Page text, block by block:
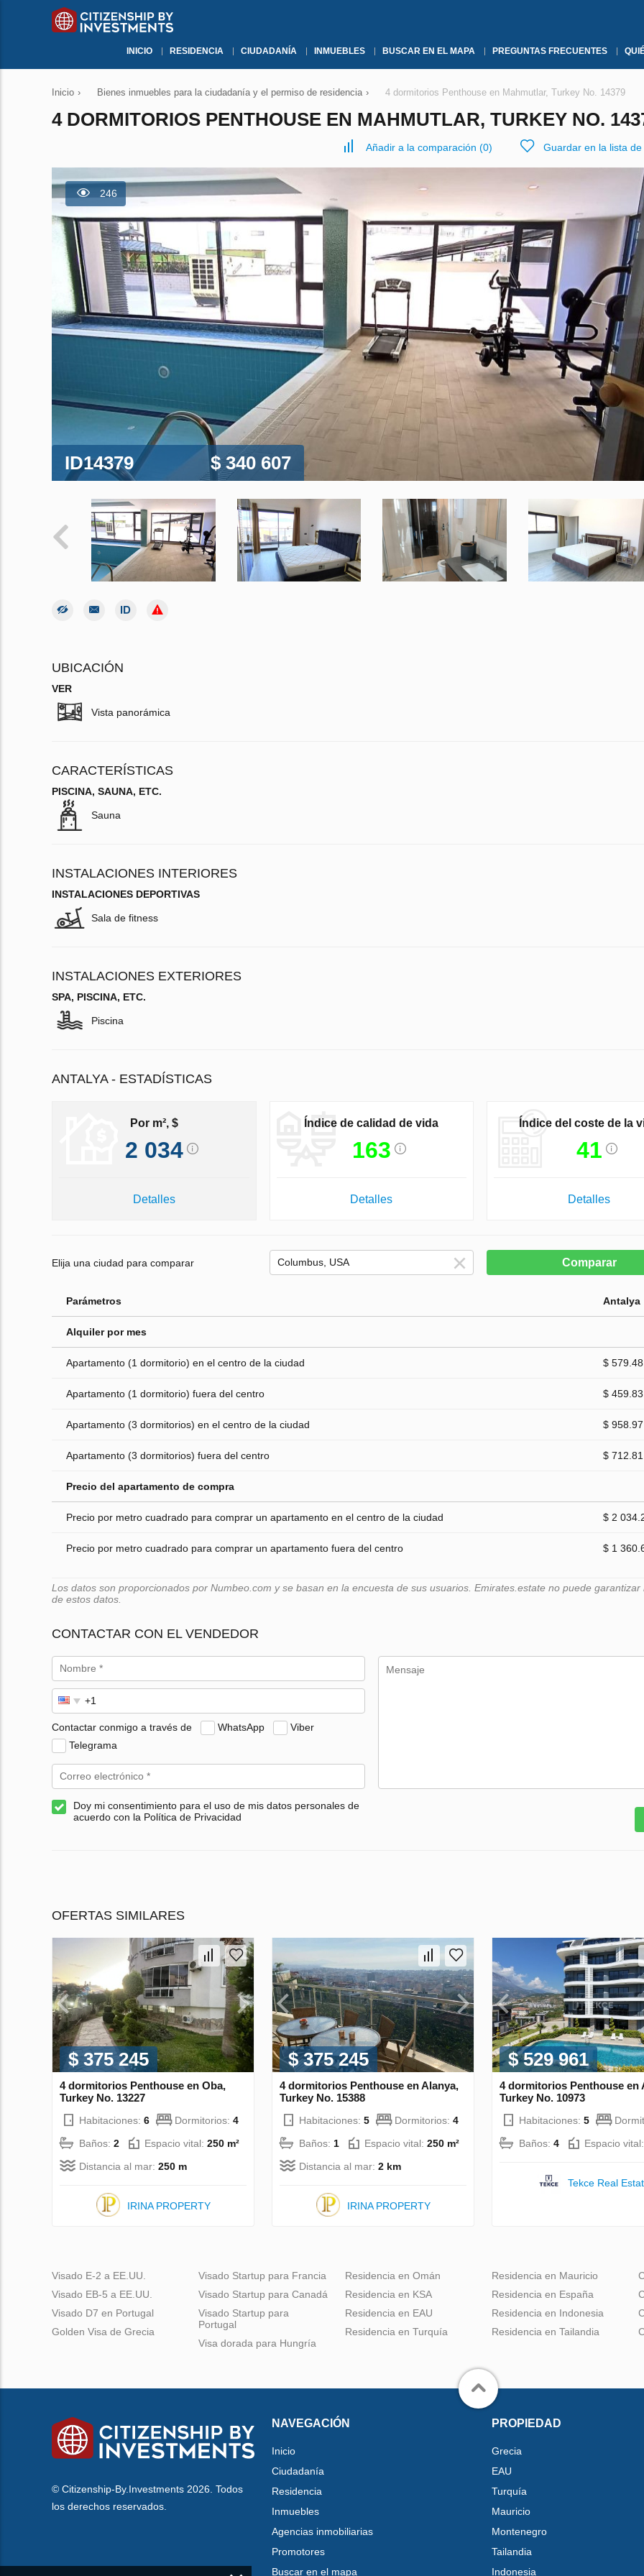
INICIO RESIDENCIA CIUDADANÍA INMUEBLES BUSCAR EN EL MAPA PREGUNTAS FRECUENTES
Inicio › Bienes inmuebles para la ciudadanía y el permiso de residencia › 4 dormitorios Penthouse en Mahmutlar, Turkey No. 14379
4 DORMITORIOS PENTHOUSE EN MAHMUTLAR, TURKEY NO.
Añadir a la comparación (0) Guardar en la lista
246
ID14379 $ 340 607
UBICACIÓN
VER
Vista panorámica
CARACTERÍSTICAS
PISCINA, SAUNA, ETC.
Sauna
INSTALACIONES INTERIORES
INSTALACIONES DEPORTIVAS
Sala de fitness
INSTALACIONES EXTERIORES
SPA, PISCINA, ETC.
Piscina
ANTALYA - ESTADÍSTICAS
Por m², $
2 034
Detalles
Índice de calidad de vida
163
Detalles
Índice del coste de la
41
Detalles
Elija una ciudad para comparar Comparar
Parámetros Antalya
Alquiler por mes
Apartamento (1 dormitorio) en el centro de la ciudad $ 579.48
Apartamento (1 dormitorio) fuera del centro $ 459.83
Apartamento (3 dormitorios) en el centro de la ciudad $ 958.97
Apartamento (3 dormitorios) fuera del centro $ 712.81
Precio del apartamento de compra
Precio por metro cuadrado para comprar un apartamento en el centro de la ciudad $ 2
Precio por metro cuadrado para comprar un apartamento fuera del centro $ 1
Los datos son proporcionados por Numbeo.com y se basan en la encuesta de sus usuarios. Emirates.estate no puede garantizar
de estos datos.
CONTACTAR CON EL VENDEDOR
Contactar conmigo a través de WhatsApp
Viber
Telegrama
Doy mi consentimiento para el uso de mis datos personales de
acuerdo con la Política de Privacidad
OFERTAS SIMILARES
$ 375 245
4 dormitorios Penthouse en Oba,
Turkey No. 13227
Habitaciones: 6 Dormitorios: 4
Baños: 2 Espacio vital: 250 m²
Distancia al mar: 250 m
IRINA PROPERTY
$ 375 245
4 dormitorios Penthouse en Alanya,
Turkey No. 15388
Habitaciones: 5 Dormitorios: 4
Baños: 1 Espacio vital: 250 m²
Distancia al mar: 2 km
IRINA PROPERTY
$ 529 961
4 dormitorios Penthouse en
Turkey No. 10973
Habitaciones: 5
Baños: 4 Espacio
Tekce Real
Visado E-2 a EE.UU.
Visado EB-5 a EE.UU.
Visado D7 en Portugal
Golden Visa de Grecia
Visado Startup para Francia
Visado Startup para Canadá
Visado Startup para
Portugal
Visa dorada para Hungría
Residencia en Omán
Residencia en KSA
Residencia en EAU
Residencia en Turquía
Residencia en Mauricio
Residencia en España
Residencia en Indonesia
Residencia en Tailandia
© Citizenship-By.Investments 2026. Todos
los derechos reservados.
NAVEGACIÓN
Inicio
Ciudadanía
Residencia
Inmuebles
Agencias inmobiliarias
Promotores
Buscar en el mapa
PROPIEDAD
Grecia
EAU
Turquía
Mauricio
Montenegro
Tailandia
Indonesia